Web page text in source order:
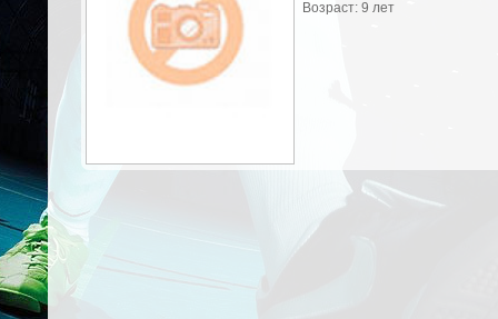
Возраст: 9 лет